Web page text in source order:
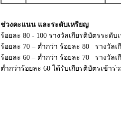
ช่วงคะแนน และระดับเหรียญ
ร้อยละ 80 - 100 รางวัลเกียรติบัตรระดับ
ร้อยละ 70 – ต่ำกว่า ร้อยละ 80 รางวัล
ร้อยละ 60 – ต่ำกว่า ร้อยละ 70 รางวัล
ต่ำกว่าร้อยละ 60 ได้รับเกียรติบัตรเข้าร่